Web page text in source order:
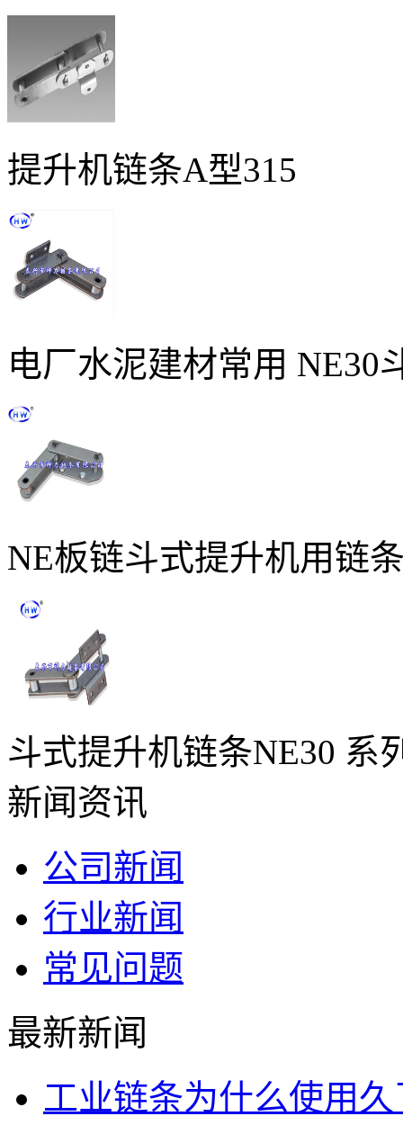
提升机链条A型315
电厂水泥建材常用 NE30
NE板链斗式提升机用链
斗式提升机链条NE30 系
新闻资讯
公司新闻
行业新闻
常见问题
最新新闻
工业链条为什么使用